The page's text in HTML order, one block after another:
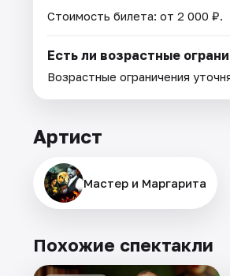
Стоимость билета: от 2 000 ₽.
Есть ли возрастные
Возрастные ограничения
Артист
Мастер и Маргарита
Похожие спектакли